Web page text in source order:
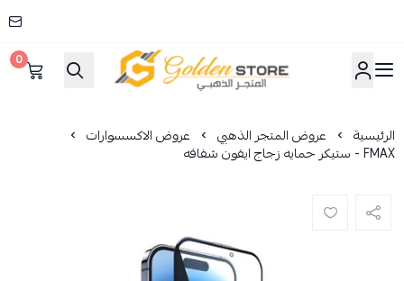
المتجر الذهبي
0
الرئيسية عروض المتجر الذهبي عروض الاكسسوارات
FMAX - ستيكر حمايه زجاج ايفون شفافه